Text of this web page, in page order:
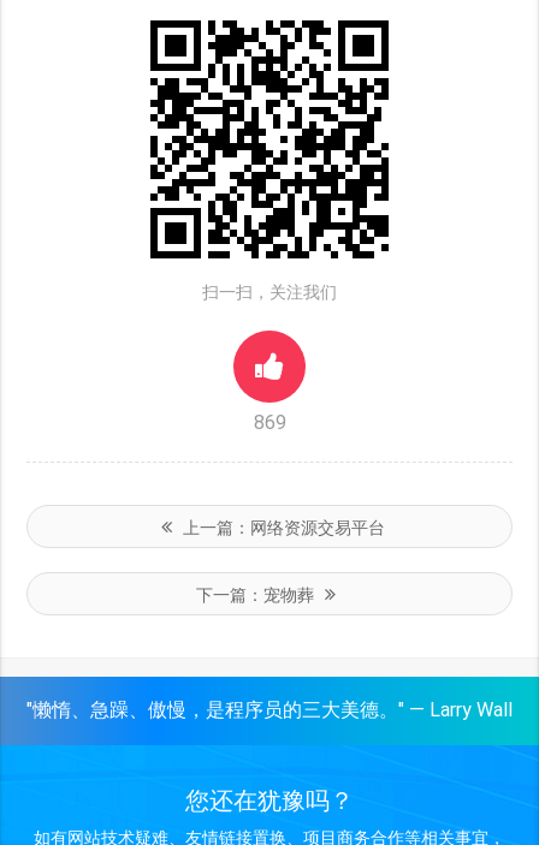
扫一扫，关注我们
869
上一篇： 网络资源交易平台
下一篇： 宠物葬
"懒惰、急躁、傲慢，是程序员的三大美德。" — Larry Wall
您还在犹豫吗？
如有网站技术疑难、友情链接置换、项目商务合作等相关事宜，